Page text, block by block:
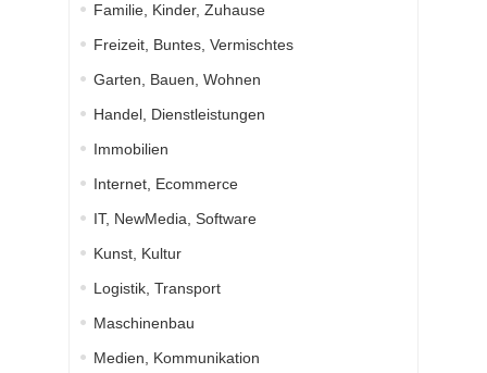
Familie, Kinder, Zuhause
Freizeit, Buntes, Vermischtes
Garten, Bauen, Wohnen
Handel, Dienstleistungen
Immobilien
Internet, Ecommerce
IT, NewMedia, Software
Kunst, Kultur
Logistik, Transport
Maschinenbau
Medien, Kommunikation